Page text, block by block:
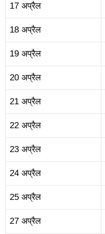
17 अप्रैल
18 अप्रैल
19 अप्रैल
20 अप्रैल
21 अप्रैल
22 अप्रैल
23 अप्रैल
24 अप्रैल
25 अप्रैल
27 अप्रैल